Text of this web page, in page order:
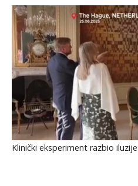
Klinički eksperiment razbio